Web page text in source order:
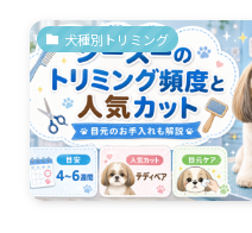
犬種別トリミング